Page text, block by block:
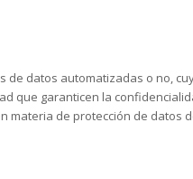
datos automatizadas o no,
que garanticen la
materia de protección de datos